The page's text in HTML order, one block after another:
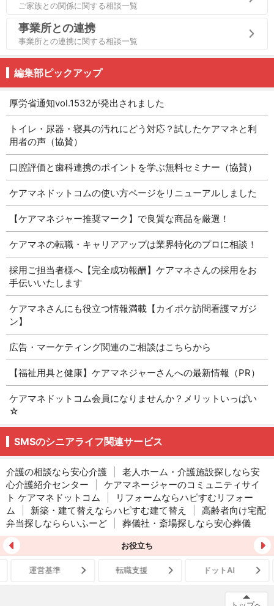
ご家族との関係に関する相談一覧
事業所との連携
事業所との連携に関する相談一覧
編集部ピックアップ
厚労省通知vol.1532が発出されました
トイレ・尿器・寝具の汚れにどう対応？試したケアマネと利
用者の声（協賛）
口腔評価と歯科連携のポイントを学ぶ無料セミナー（協賛）
ケアマネドットコムの使い方ページをリニューアルしました
【ケアマネジャー推奨マーク】で良質な商品を厳選！
ケアマネの転職・キャリアアップは業界特化のプロに相談！
採用ご担当者様へ【完全成功報酬】ケアマネさんの採用をお
手伝いいたします
ケアマネさんにも役立つ情報満載【カイポケ訪問看護マガジ
ン】
広告・マーケティング関連のご相談はこちらから
【福祉用具と健康】ケアマネジャーさんへの最新情報（PR）
ケアマネドットコム会員になりませんか？メリットいっぱい
☆
SMSのシニアライフ関連サービス
介護の相談なら安心介護
老人ホーム・介護施設探しなら安
心介護紹介センター
ケアマネージャーのコミュニティサイ
ト ケアマネドットコム
リフォームならハピすむリフォー
ム
新築・建て替えならハピすむ建て替え
高齢者向け宅配
弁当探しなららいふーど
葬儀社・斎場探しなら安心葬儀
お役立ち
運営基準 転職支援 ドットAI